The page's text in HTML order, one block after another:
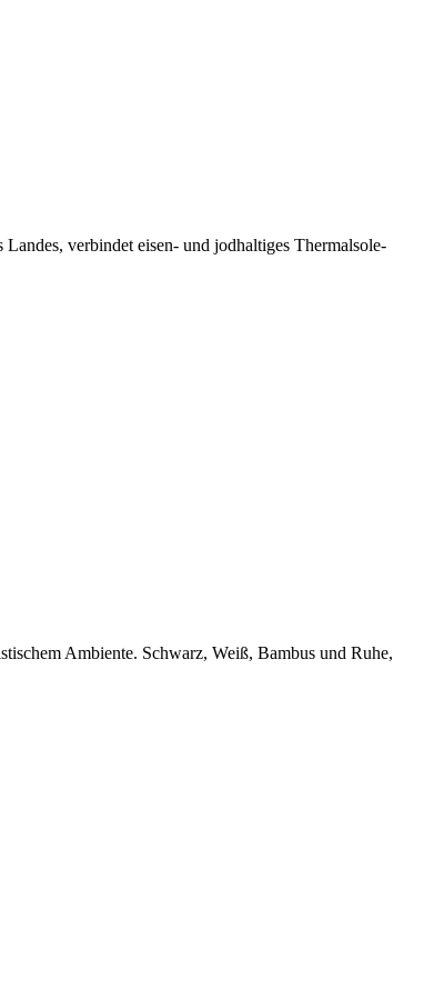
verbindet eisen- und jodhaltiges Thermalsole-
Ambiente. Schwarz, Weiß, Bambus und Ruhe,